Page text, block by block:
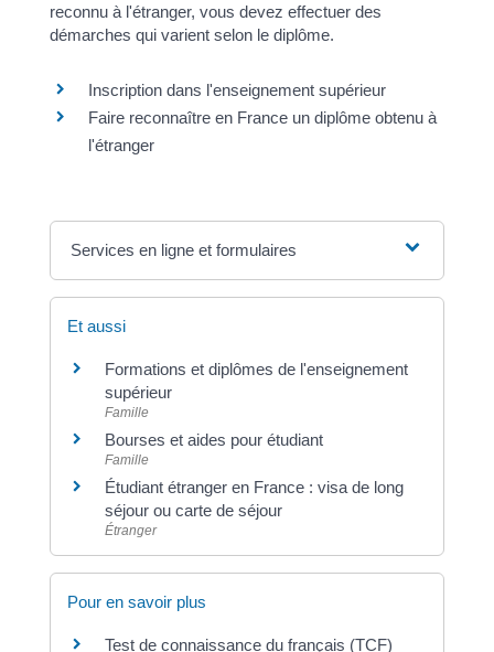
reconnu à l'étranger, vous devez effectuer des
démarches qui varient selon le diplôme.
Inscription dans l'enseignement supérieur
Faire reconnaître en France un diplôme obtenu à
l'étranger
Services en ligne et formulaires
Et aussi
Formations et diplômes de l'enseignement
supérieur
Famille
Bourses et aides pour étudiant
Famille
Étudiant étranger en France : visa de long
séjour ou carte de séjour
Étranger
Pour en savoir plus
Test de connaissance du français (TCF)